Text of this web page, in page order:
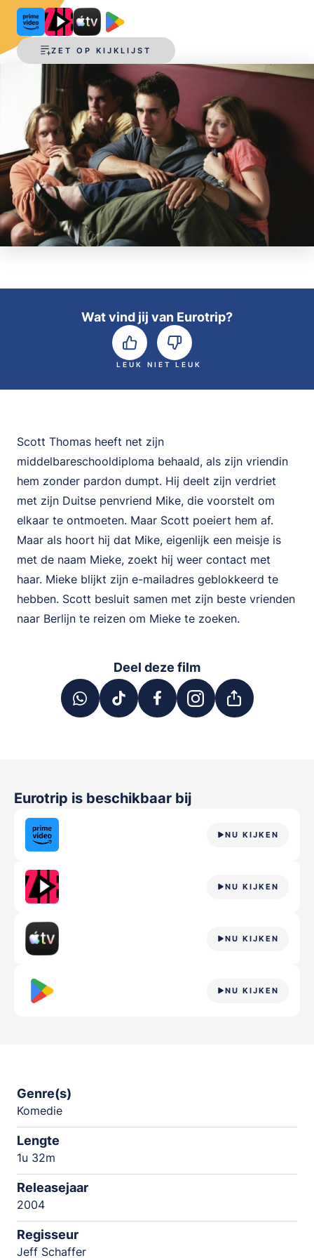
ZET OP KIJKLIJST
Wat vind jij van Eurotrip?
LEUK NIET LEUK
Scott Thomas heeft net zijn
middelbareschooldiploma behaald, als zijn vriendin
hem zonder pardon dumpt. Hij deelt zijn verdriet
met zijn Duitse penvriend Mike, die voorstelt om
elkaar te ontmoeten. Maar Scott poeiert hem af.
Maar als hoort hij dat Mike, eigenlijk een meisje is
met de naam Mieke, zoekt hij weer contact met
haar. Mieke blijkt zijn e-mailadres geblokkeerd te
hebben. Scott besluit samen met zijn beste vrienden
naar Berlijn te reizen om Mieke te zoeken.
Deel deze film
Eurotrip is beschikbaar bij
NU KIJKEN
NU KIJKEN
NU KIJKEN
NU KIJKEN
Genre(s)
Komedie
Lengte
1u 32m
Releasejaar
2004
Regisseur
Jeff Schaffer